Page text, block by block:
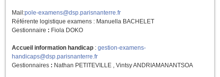
Mail:pole-examens@dsp.parisnanterre.fr
Référente logistique examens : Manuella BACHELET
Gestionnaire : Fiola DOKO
Accueil information handicap : gestion-examens-
handicaps@dsp.parisnanterre.fr
Gestionnaires : Nathan PETITEVILLE , Vintsy ANDRIAMANANTSOA